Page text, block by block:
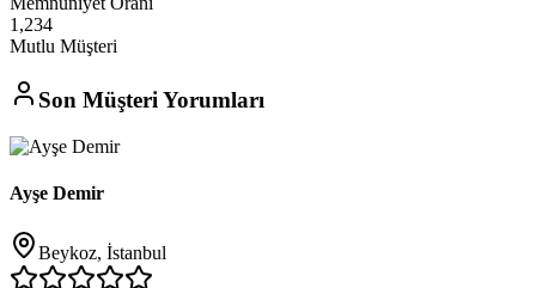
1,234
Mutlu Müşteri
Son Müşteri Yorumları
Ayşe Demir
Beykoz, İstanbul